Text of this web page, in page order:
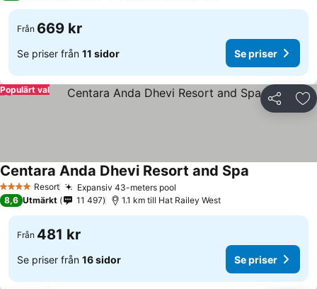
Från 669 kr
Se priser från 11 sidor Se priser
Dela
Populärt val
4 StjärnorResort Expansiv 43-meters pool
Centara Anda Dhevi Resort and Spa
8,6 Utmärkt 11 497 1.1 km till Hat Railey West
Från 481 kr
Se priser från 16 sidor Se priser